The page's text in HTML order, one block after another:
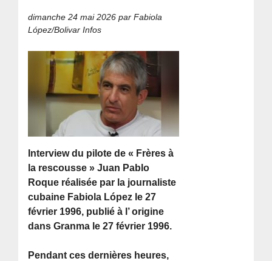
dimanche 24 mai 2026 par Fabiola
López/Bolivar Infos
Interview du pilote de « Frères à
la rescousse » Juan Pablo
Roque réalisée par la journaliste
cubaine Fabiola López le 27
février 1996, publié à l’ origine
dans Granma le 27 février 1996.
Pendant ces dernières heures,